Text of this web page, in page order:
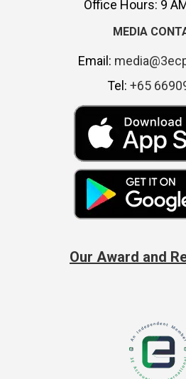
Office Hours: 9
MEDIA
Email:
Tel: +65
Our Award and